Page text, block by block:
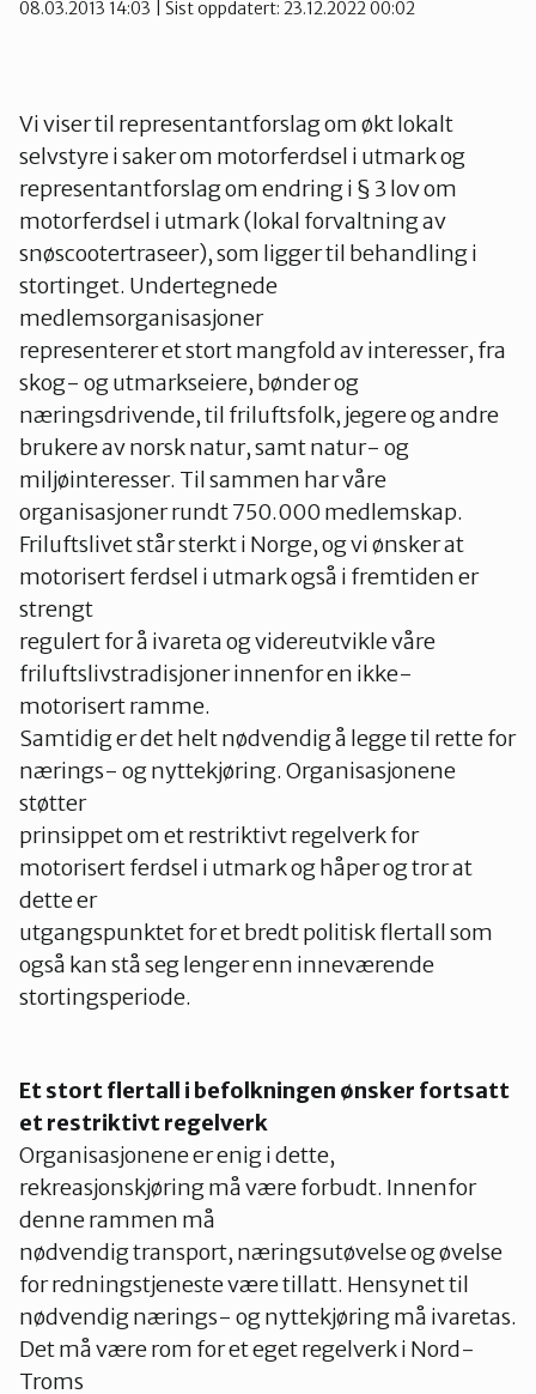
08.03.2013 14:03 | Sist oppdatert: 23.12.2022 00:02
Vi viser til representantforslag om økt lokalt
selvstyre i saker om motorferdsel i utmark og
representantforslag om endring i § 3 lov om
motorferdsel i utmark (lokal forvaltning av
snøscootertraseer), som ligger til behandling i
stortinget. Undertegnede
medlemsorganisasjoner
representerer et stort mangfold av interesser, fra
skog- og utmarkseiere, bønder og
næringsdrivende, til friluftsfolk, jegere og andre
brukere av norsk natur, samt natur- og
miljøinteresser. Til sammen har våre
organisasjoner rundt 750.000 medlemskap.
Friluftslivet står sterkt i Norge, og vi ønsker at
motorisert ferdsel i utmark også i fremtiden er
strengt
regulert for å ivareta og videreutvikle våre
friluftslivstradisjoner innenfor en ikke-
motorisert ramme.
Samtidig er det helt nødvendig å legge til rette for
nærings- og nyttekjøring. Organisasjonene
støtter
prinsippet om et restriktivt regelverk for
motorisert ferdsel i utmark og håper og tror at
dette er
utgangspunktet for et bredt politisk flertall som
også kan stå seg lenger enn inneværende
stortingsperiode.
Et stort flertall i befolkningen ønsker fortsatt
et restriktivt regelverk
Organisasjonene er enig i dette,
rekreasjonskjøring må være forbudt. Innenfor
denne rammen må
nødvendig transport, næringsutøvelse og øvelse
for redningstjeneste være tillatt. Hensynet til
nødvendig nærings- og nyttekjøring må ivaretas.
Det må være rom for et eget regelverk i Nord-
Troms